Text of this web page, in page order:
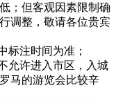
；但客观因素限制确
调整，敬请各位贵宾
标注时间为准；
允许进入市区，入城
马的游览会比较辛